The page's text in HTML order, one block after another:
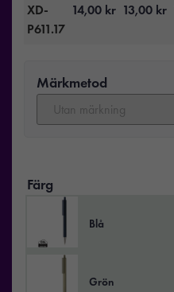
XD-
P611.17
14,00 kr 13,00 kr
Märkmetod
Färg
Blå
Grön